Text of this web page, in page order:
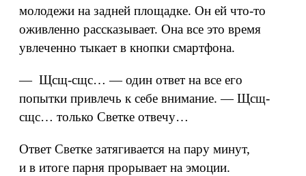
молодежи на задней площадке. Он ей что‑то
оживленно рассказывает. Она все это время
увлеченно тыкает в кнопки смартфона.
— Щсщ-сщс… — один ответ на все его
попытки привлечь к себе внимание. — Щсщ-
сщс… только Светке отвечу…
Ответ Светке затягивается на пару минут,
и в итоге парня прорывает на эмоции.